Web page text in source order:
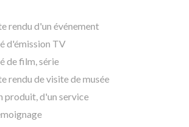
rendu d'un événement
d'émission TV
de film, série
rendu de visite de musée
produit, d'un service